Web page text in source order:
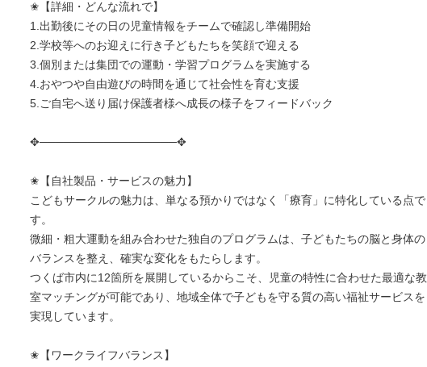
✬【詳細・どんな流れで】
1.出勤後にその日の児童情報をチームで確認し準備開始
2.学校等へのお迎えに行き子どもたちを笑顔で迎える
3.個別または集団での運動・学習プログラムを実施する
4.おやつや自由遊びの時間を通じて社会性を育む支援
5.ご自宅へ送り届け保護者様へ成長の様子をフィードバック
✥─────────────────✥
✬【自社製品・サービスの魅力】
こどもサークルの魅力は、単なる預かりではなく「療育」に特化している点で
す。
微細・粗大運動を組み合わせた独自のプログラムは、子どもたちの脳と身体の
バランスを整え、確実な変化をもたらします。
つくば市内に12箇所を展開しているからこそ、児童の特性に合わせた最適な教
室マッチングが可能であり、地域全体で子どもを守る質の高い福祉サービスを
実現しています。
✬【ワークライフバランス】